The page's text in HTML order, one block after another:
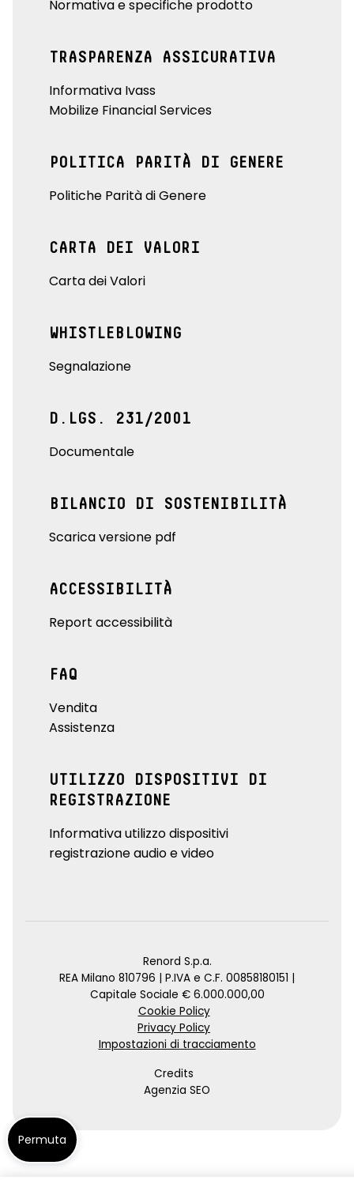
Normativa e specifiche prodotto
TRASPARENZA ASSICURATIVA
Informativa Ivass
Mobilize Financial Services
POLITICA PARITÀ DI GENERE
Politiche Parità di Genere
CARTA DEI VALORI
Carta dei Valori
WHISTLEBLOWING
Segnalazione
D.LGS. 231/2001
Documentale
BILANCIO DI SOSTENIBILITÀ
Scarica versione pdf
ACCESSIBILITÀ
Report accessibilità
FAQ
Vendita
Assistenza
UTILIZZO DISPOSITIVI DI
REGISTRAZIONE
Informativa utilizzo dispositivi
registrazione audio e video
Renord S.p.a.
REA Milano 810796 | P.IVA e C.F. 00858180151 |
Capitale Sociale € 6.000.000,00
Cookie Policy
Privacy Policy
Impostazioni di tracciamento
Credits
Agenzia SEO
Permuta